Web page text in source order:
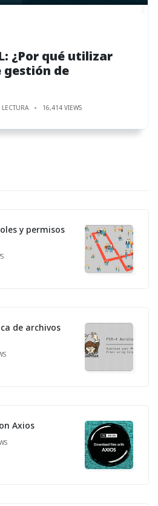
¿Por qué utilizar
gestión de
16,414 VIEWS
y permisos
de archivos
Axios